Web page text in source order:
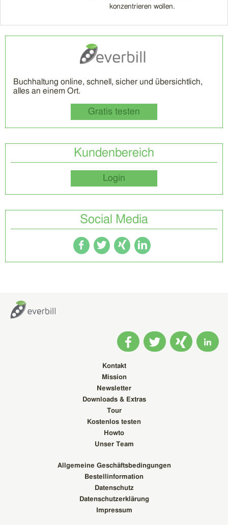
konzentrieren wollen.
Buchhaltung online, schnell, sicher und übersichtlich,
alles an einem Ort.
Gratis testen
Kundenbereich
Login
Social Media
Kontakt
Mission
Newsletter
Downloads & Extras
Tour
Kostenlos testen
Howto
Unser Team
Allgemeine Geschäftsbedingungen
Bestellinformation
Datenschutz
Datenschutzerklärung
Impressum